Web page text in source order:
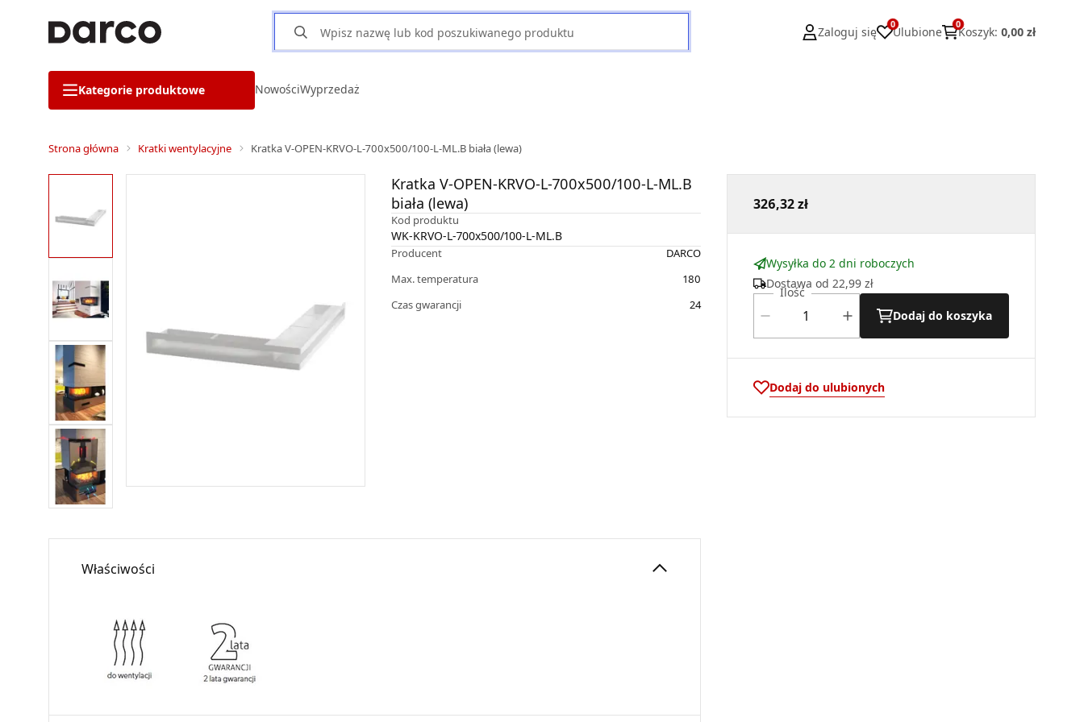
Zaloguj się
0
Ulubione
0
Koszyk: 0,00 zł
Kategorie produktowe NowościWyprzedaż
Strona główna Kratki wentylacyjne Kratka V-OPEN-KRVO-L-700x500/100-L-ML.B biała (lewa)
Kratka V-OPEN-KRVO-L-700x500/100-L-ML.B
biała (lewa)
Kod produktu
WK-KRVO-L-700x500/100-L-ML.B
Producent
DARCO
Max. temperatura
180
Czas gwarancji
24
326,32 zł
Wysyłka do 2 dni roboczych
Dostawa od 22,99 zł
Ilość
Dodaj do koszyka
Dodaj do ulubionych
Właściwości